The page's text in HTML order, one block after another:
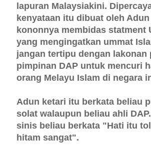
lapuran Malaysiakini.
kenyataan itu dibuat oleh Adun
kononnya membidas statment
yang mengingatkan ummat
jangan tertipu dengan lakonan
pimpinan DAP untuk mencuri
orang Melayu Islam di negara
Adun ketari itu berkata beliau
solat walaupun beliau ahli
sinis beliau berkata "Hati itu
hitam sangat".